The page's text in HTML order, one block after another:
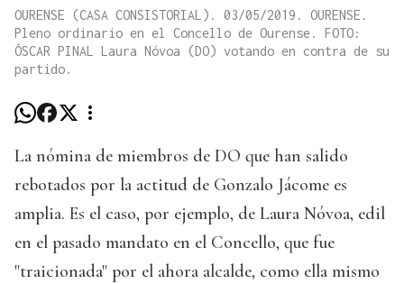
OURENSE (CASA CONSISTORIAL). 03/05/2019. OURENSE.
Pleno ordinario en el Concello de Ourense. FOTO:
ÓSCAR PINAL Laura Nóvoa (DO) votando en contra de su
partido.
La nómina de miembros de DO que han salido
rebotados por la actitud de Gonzalo Jácome es
amplia. Es el caso, por ejemplo, de Laura Nóvoa, edil
en el pasado mandato en el Concello, que fue
"traicionada" por el ahora alcalde, como ella mismo